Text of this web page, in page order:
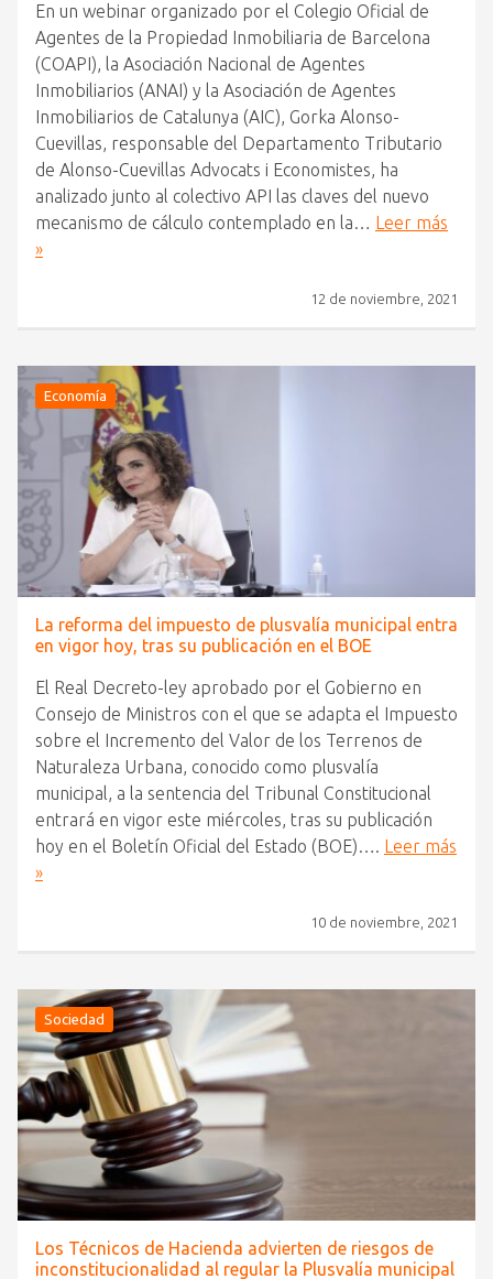
En un webinar organizado por el Colegio Oficial de
Agentes de la Propiedad Inmobiliaria de Barcelona
(COAPI), la Asociación Nacional de Agentes
Inmobiliarios (ANAI) y la Asociación de Agentes
Inmobiliarios de Catalunya (AIC), Gorka Alonso-
Cuevillas, responsable del Departamento Tributario
de Alonso-Cuevillas Advocats i Economistes, ha
analizado junto al colectivo API las claves del nuevo
mecanismo de cálculo contemplado en la… Leer más
»
12 de noviembre, 2021
Economía
La reforma del impuesto de plusvalía municipal entra
en vigor hoy, tras su publicación en el BOE
El Real Decreto-ley aprobado por el Gobierno en
Consejo de Ministros con el que se adapta el Impuesto
sobre el Incremento del Valor de los Terrenos de
Naturaleza Urbana, conocido como plusvalía
municipal, a la sentencia del Tribunal Constitucional
entrará en vigor este miércoles, tras su publicación
hoy en el Boletín Oficial del Estado (BOE)…. Leer más
»
10 de noviembre, 2021
Sociedad
Los Técnicos de Hacienda advierten de riesgos de
inconstitucionalidad al regular la Plusvalía municipal